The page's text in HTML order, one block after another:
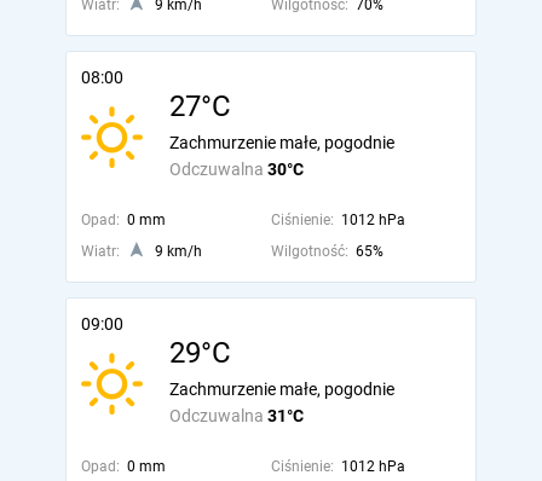
Wiatr: 9 km/h Wilgotność: 70%
08:00
27°C
Odczuwalna 30°C
Zachmurzenie małe, pogodnie
Opad: 0 mm Ciśnienie: 1012 hPa
Wiatr:
9 km/h Wilgotność: 65%
09:00
29°C
Odczuwalna 31°C
Zachmurzenie małe, pogodnie
Opad: 0 mm Ciśnienie: 1012 hPa